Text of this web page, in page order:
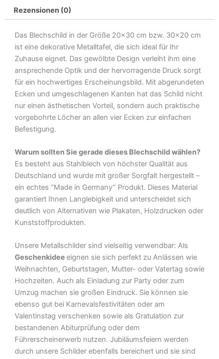
Metall
Deko
Menge
Rezensionen (0)
Das Blechschild in der Größe 20×30 cm bzw. 30×20 cm
ist eine dekorative Metalltafel, die sich ideal für Ihr
Zuhause eignet. Das gewölbte Design verleiht ihm eine
ansprechende Optik und der hervorragende Druck sorgt
für ein hochwertiges Erscheinungsbild. Mit abgerundeten
Ecken und umgeschlagenen Kanten hat das Schild nicht
nur einen ästhetischen Vorteil, sondern auch praktische
vorgebohrte Löcher an allen vier Ecken zur einfachen
Befestigung.
Warum sollten Sie gerade dieses Blechschild wählen?
Es besteht aus Stahlblech von höchster Qualität aus
Deutschland und wurde mit großer Sorgfalt hergestellt –
ein echtes “Made in Germany” Produkt. Dieses Material
garantiert Ihnen Langlebigkeit und unterscheidet sich
deutlich von Alternativen wie Plakaten, Holzdrucken oder
Kunststoffprodukten.
Unsere Metallschilder sind vielseitig verwendbar: Als
Geschenkidee eignen sie sich perfekt zu Anlässen wie
Weihnachten, Geburtstagen, Mutter- oder Vatertag sowie
Hochzeiten. Auch als Einladung zur Party oder zum
Umzug machen sie großen Eindruck. Sie können sie
ebenso gut bei Karnevalsfestivitäten oder am
Valentinstag verschenken sowie als Gratulation zur
bestandenen Abiturprüfung oder dem
Führerscheinerwerb nutzen. Jubiläumsfeiern werden
durch unsere Schilder ebenfalls bereichert und sie sind